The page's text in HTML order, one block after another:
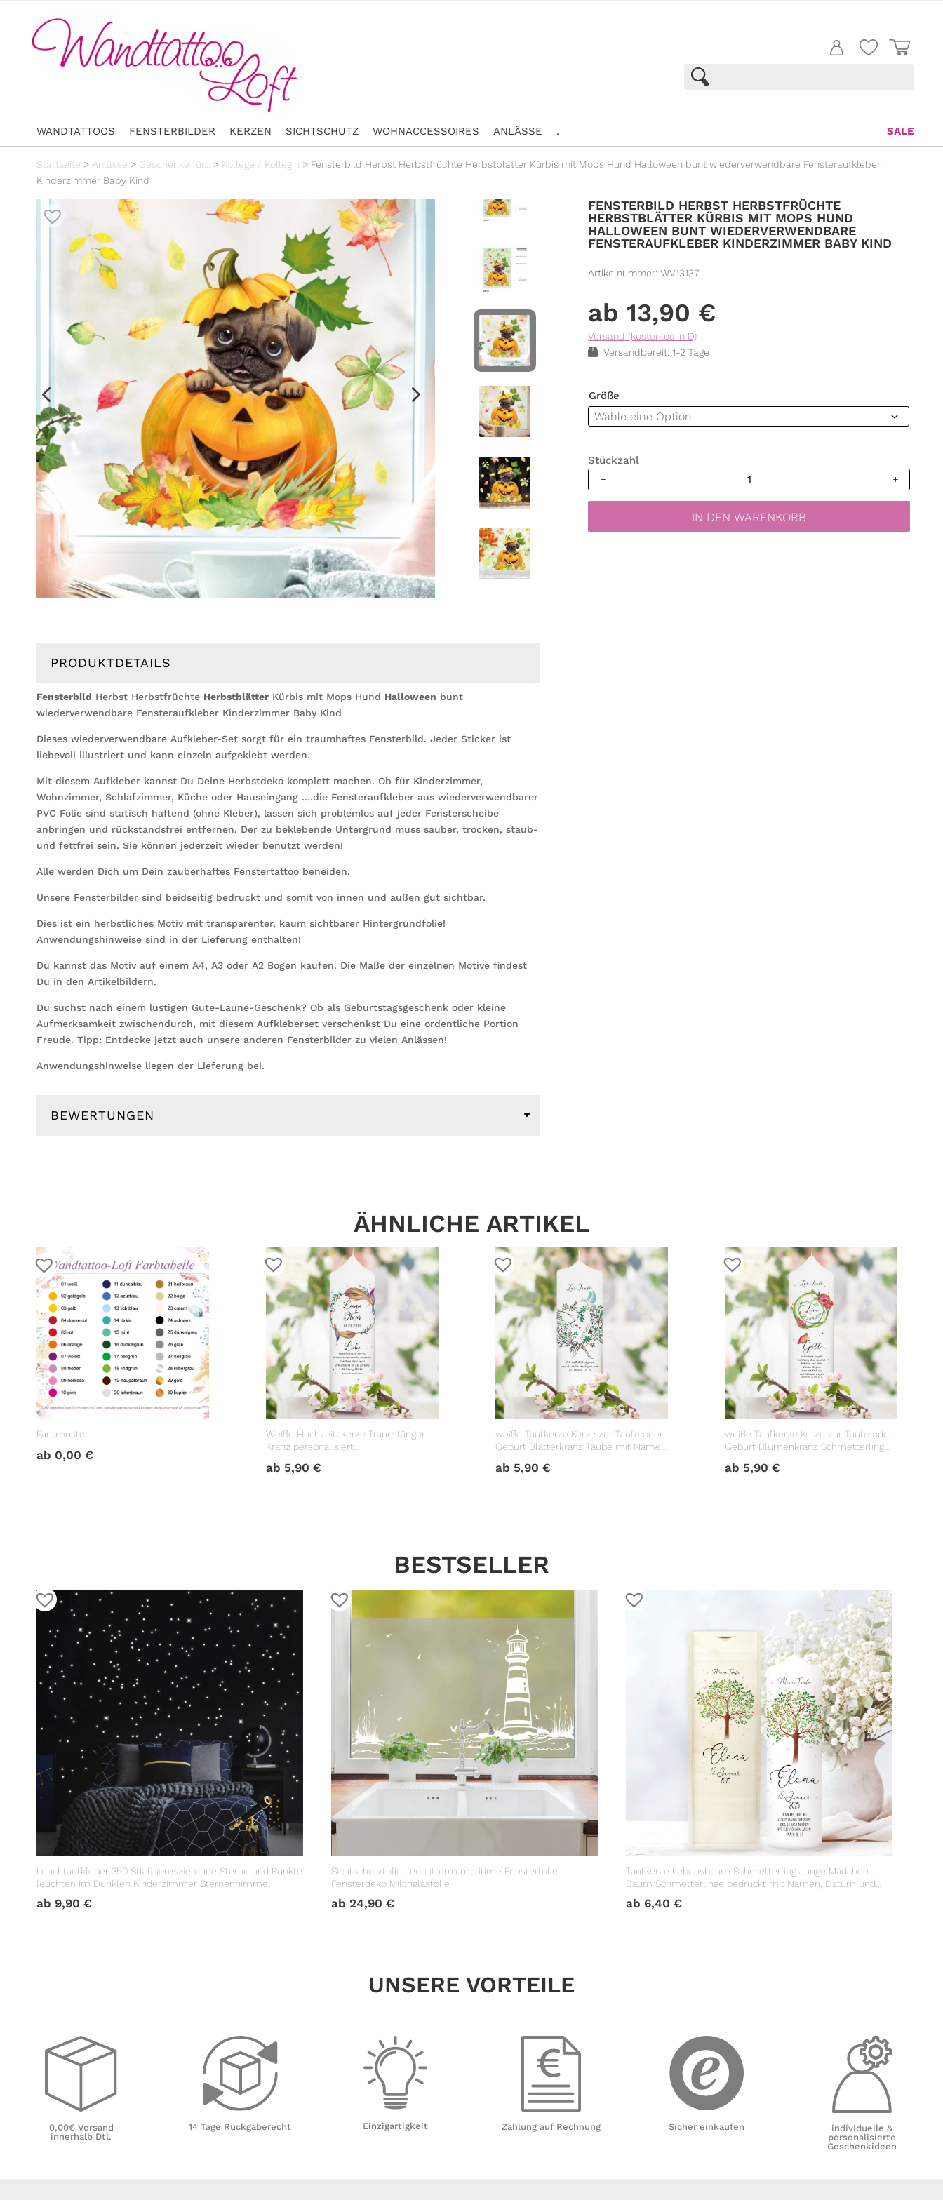
WANDTATTOOS FENSTERBILDER KERZEN SICHTSCHUTZ WOHNACCESSOIRES ANLÄSSE SALE
.
Startseite > Anlässe > Geschenke für... > Kollege / Kollegin > Fensterbild Herbst Herbstfrüchte Herbstblätter Kürbis mit Mops Hund Halloween bunt wiederverwendbare Fensteraufkleber
Kinderzimmer Baby Kind
FENSTERBILD HERBST HERBSTFRÜCHTE
HERBSTBLÄTTER KÜRBIS MIT MOPS HUND
HALLOWEEN BUNT WIEDERVERWENDBARE
FENSTERAUFKLEBER KINDERZIMMER BABY KIND
Artikelnummer: WV13137
13,90 €
Versand (kostenlos in D)
Versandbereit: 1-2 Tage
Größe
Stückzahl
Fensterbild
Herbst
IN DEN WARENKORB
PRODUKTDETAILS
Fensterbild Herbst Herbstfrüchte Herbstblätter Kürbis mit Mops Hund Halloween bunt
wiederverwendbare Fensteraufkleber Kinderzimmer Baby Kind
Dieses wiederverwendbare Aufkleber-Set sorgt für ein traumhaftes Fensterbild. Jeder Sticker ist
liebevoll illustriert und kann einzeln aufgeklebt werden.
Mit diesem Aufkleber kannst Du Deine Herbstdeko komplett machen. Ob für Kinderzimmer,
Wohnzimmer, Schlafzimmer, Küche oder Hauseingang ….die Fensteraufkleber aus wiederverwendbarer
PVC Folie sind statisch haftend (ohne Kleber), lassen sich problemlos auf jeder Fensterscheibe
anbringen und rückstandsfrei entfernen. Der zu beklebende Untergrund muss sauber, trocken, staub-
und fettfrei sein. Sie können jederzeit wieder benutzt werden!
Alle werden Dich um Dein zauberhaftes Fenstertattoo beneiden.
Unsere Fensterbilder sind beidseitig bedruckt und somit von innen und außen gut sichtbar.
Dies ist ein herbstliches Motiv mit transparenter, kaum sichtbarer Hintergrundfolie!
Anwendungshinweise sind in der Lieferung enthalten!
Du kannst das Motiv auf einem A4, A3 oder A2 Bogen kaufen. Die Maße der einzelnen Motive findest
Du in den Artikelbildern.
Du suchst nach einem lustigen Gute-Laune-Geschenk? Ob als Geburtstagsgeschenk oder kleine
Aufmerksamkeit zwischendurch, mit diesem Aufkleberset verschenkst Du eine ordentliche Portion
Freude. Tipp: Entdecke jetzt auch unsere anderen Fensterbilder zu vielen Anlässen!
Anwendungshinweise liegen der Lieferung bei.
BEWERTUNGEN
ÄHNLICHE ARTIKEL
Farbmuster
ab 0,00 €
Weiße Hochzeitskerze Traumfänger
Kranz personalisiert
ab 5,90€
weiße Taufkerze Kerze zur Taufe oder
Geburt Blätterkranz Taube mit Name
ab 5,90€
weiße Taufkerze Kerze zur Taufe oder
Geburt Blumenkranz Schmetterling
Datum
ab 5,90€
BESTSELLER
Leuchtaufkleber 350 Stk fluoreszierende Sterne und Punkte
leuchten im Dunklen Kinderzimmer Sternenhimmel
ab 9,90 €
Sichtschutzfolie Leuchtturm maritime Fensterfolie
Fensterdeko Milchglasfolie
ab 24,90 €
Taufkerze Lebensbaum Schmetterling Junge Mädchen
Baum Schmetterlinge bedruckt mit Namen, Datum und
Taufspruch
ab 6,40 €
UNSERE VORTEILE
0,00€ Versand
innerhalb Dtl.
14 Tage Rückgaberecht Einzigartigkeit Zahlung auf Rechnung Sicher einkaufen
individuelle &
personalisierte
Geschenkideen